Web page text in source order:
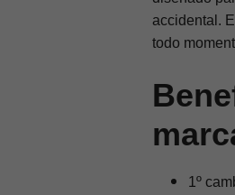
accidental.
todo
1º